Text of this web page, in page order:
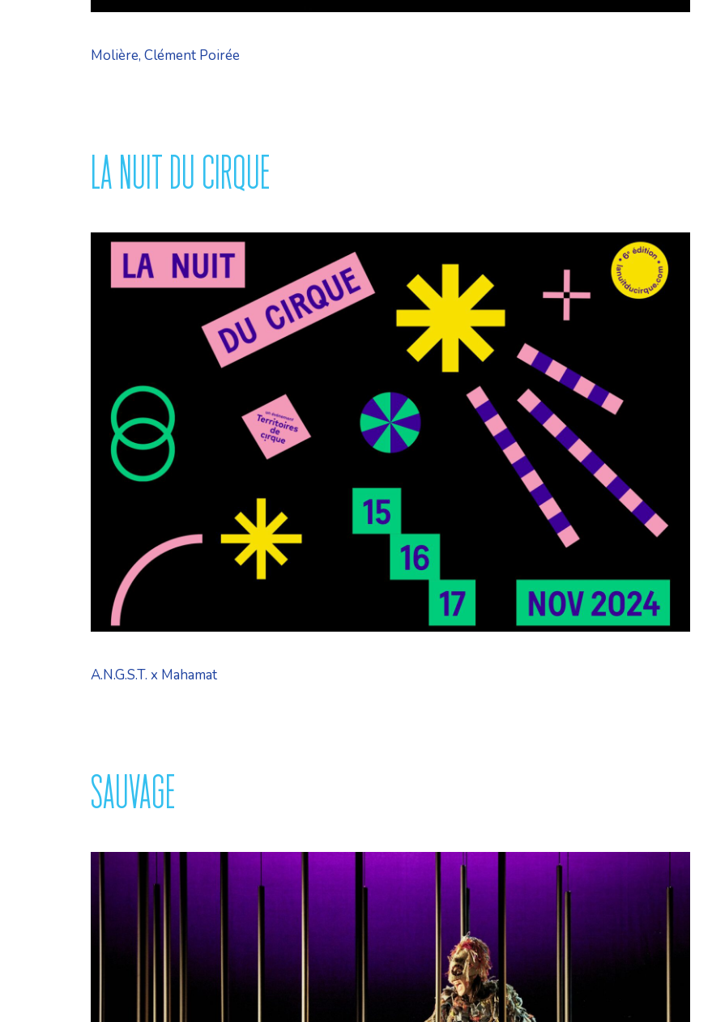
Molière, Clément Poirée
LA NUIT DU CIRQUE
A.N.G.S.T. x Mahamat
SAUVAGE